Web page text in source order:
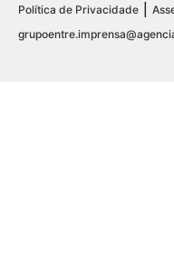
Política de Privacidade